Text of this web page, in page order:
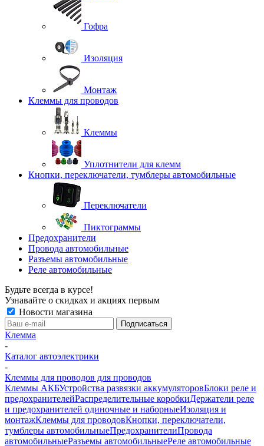
Гофра
Изоляция
Монтаж
Клеммы для проводов
Клеммы
Уплотнители для клемм
Кнопки, переключатели, тумблеры автомобильные
Переключатели
Пиктограммы
Предохранители
Провода автомобильные
Разъемы автомобильные
Реле автомобильные
Будьте всегда в курсе!
Узнавайте о скидках и акциях первым
Новости магазина
Клемма
-
Каталог автоэлектрики
-
Клеммы для проводов для проводов
Клеммы АКБУстройства развязки аккумуляторовБлоки реле и
предохранителейРаспределительные коробкиДержатели реле
и предохранителей одиночные и наборныеИзоляция и
монтажКлеммы для проводовКнопки, переключатели,
тумблеры автомобильныеПредохранителиПровода
автомобильныеРазъемы автомобильныеРеле автомобильные